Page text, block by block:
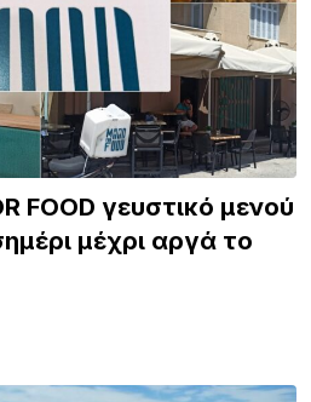
FOOD γευστικό μενού
μέχρι αργά το